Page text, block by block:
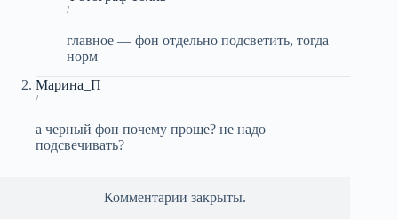
/
главное — фон отдельно подсветить, тогда
норм
Марина_П
/
а черный фон почему проще? не надо
подсвечивать?
Комментарии закрыты.